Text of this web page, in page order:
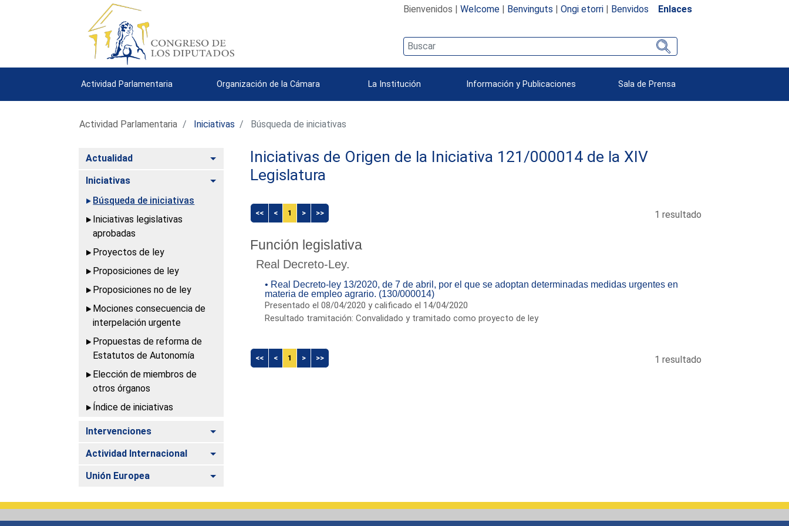
Bienvenidos | Welcome| Benvinguts | Ongi etorri| Benvidos Enlaces
Actividad Parlamentaria Organización de la Cámara La Institución Información y Publicaciones Sala de Prensa
Actividad Parlamentaria Iniciativas Búsqueda de iniciativas
Actualidad Alternar
Iniciativas
Alternar
Búsqueda de iniciativas
Iniciativas legislativas
aprobadas
Proyectos de ley
Proposiciones de ley
Proposiciones no de ley
Mociones consecuencia de
interpelación urgente
Propuestas de reforma de
Estatutos de Autonomía
Elección de miembros de
otros órganos
Índice de iniciativas
Intervenciones Alternar
Actividad Internacional Alternar
Unión Europea Alternar
Iniciativas de Origen de la Iniciativa 121/000014 de la XIV
Legislatura
<< < 1 > >> 1 resultado
Función legislativa
Real Decreto-Ley.
• Real Decreto-ley 13/2020, de 7 de abril, por el que se adoptan determinadas medidas urgentes en
materia de empleo agrario. (130/000014)
Presentado el 08/04/2020 y calificado el 14/04/2020
Resultado tramitación: Convalidado y tramitado como proyecto de ley
<< < 1 > >> 1 resultado